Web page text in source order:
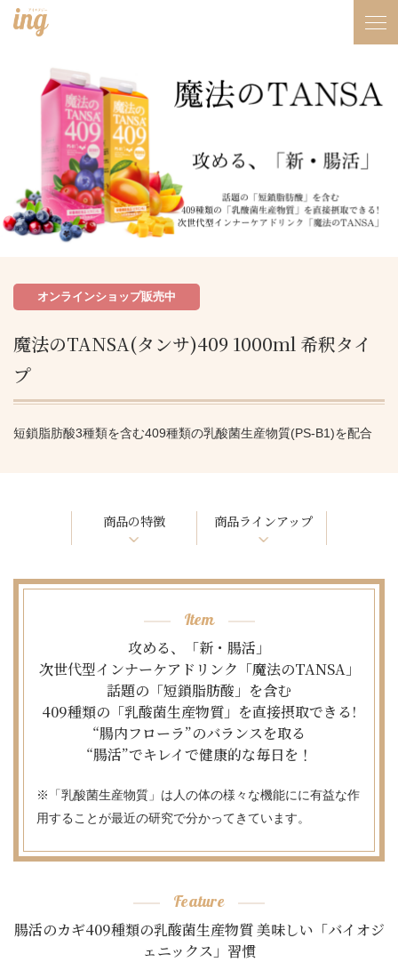
オンラインショップ販売中
魔法のTANSA(タンサ)409 1000ml 希釈タイ
プ
短鎖脂肪酸3種類を含む409種類の乳酸菌生産物質(PS-B1)を配合
商品の特徴 商品ラインアップ
Item
攻める、「新・腸活」
次世代型インナーケアドリンク「魔法のTANSA」
話題の「短鎖脂肪酸」を含む
409種類の「乳酸菌生産物質」を直接摂取できる!
“腸内フローラ”のバランスを取る
“腸活”でキレイで健康的な毎日を！
※「乳酸菌生産物質」は人の体の様々な機能にに有益な作
用することが最近の研究で分かってきています。
Feature
腸活のカギ409種類の乳酸菌生産物質 美味しい「バイオジ
ェニックス」習慣